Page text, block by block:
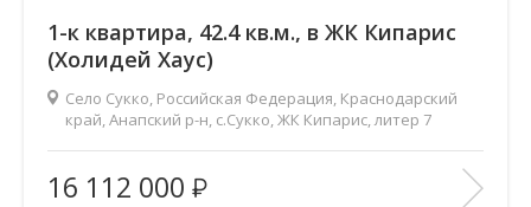
1-к квартира, 42.4 кв.м., в ЖК Кипарис
(Холидей Хаус)
Село Сукко, Российская Федерация, Краснодарский
край, Анапский р-н, с.Сукко, ЖК Кипарис, литер 7
Площадь (общ/жил/кух), м2:
42.4/14.7/16.8
Количество комнат:
1
16 112 000